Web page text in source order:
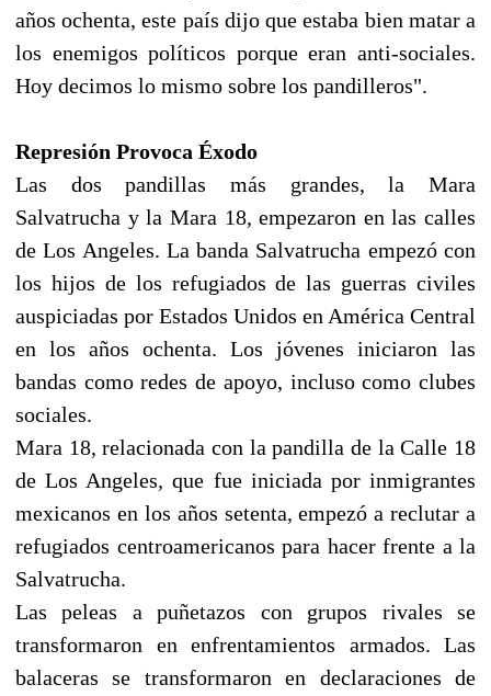
años ochenta, este país dijo que estaba bien matar a
los enemigos políticos porque eran anti-sociales.
Hoy decimos lo mismo sobre los pandilleros".
Represión Provoca Éxodo
Las dos pandillas más grandes, la Mara
Salvatrucha y la Mara 18, empezaron en las calles
de Los Angeles. La banda Salvatrucha empezó con
los hijos de los refugiados de las guerras civiles
auspiciadas por Estados Unidos en América Central
en los años ochenta. Los jóvenes iniciaron las
bandas como redes de apoyo, incluso como clubes
sociales.
Mara 18, relacionada con la pandilla de la Calle 18
de Los Angeles, que fue iniciada por inmigrantes
mexicanos en los años setenta, empezó a reclutar a
refugiados centroamericanos para hacer frente a la
Salvatrucha.
Las peleas a puñetazos con grupos rivales se
transformaron en enfrentamientos armados. Las
balaceras se transformaron en declaraciones de